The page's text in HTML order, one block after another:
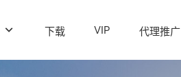
下载 VIP 代理推广